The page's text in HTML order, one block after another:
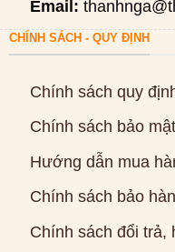
Email:
CHÍNH SÁCH - QUY ĐỊNH
Chính sách quy
Chính sách bảo
Hướng dẫn mua
Chính sách bảo
Chính sách đổi trả,